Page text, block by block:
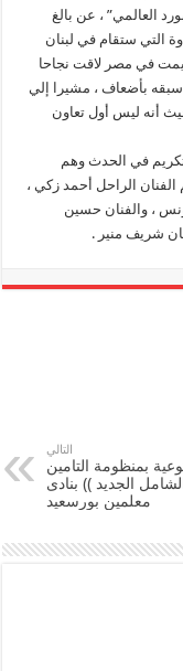
العالمي” ، عن بالغ
التي ستقام في لبنان
في مصر لاقت نجاحا
سبقه بأضعاف ، مشيرا إلي
أنه ليس أول تعاون
في الحدث وهم
الراحل أحمد زكي ،
، والفنان حسين
شريف منير .
التالي
بمنظومة التامين
الجديد )) بنادى
معلمين بورسعيد